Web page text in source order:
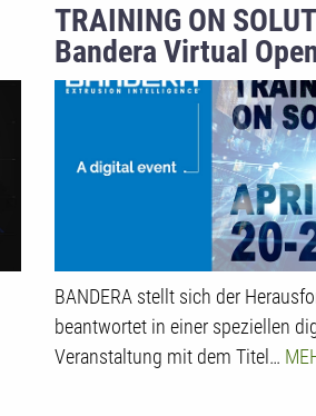
TRAINING ON
Bandera Virtual
BANDERA stellt sich der
beantwortet in einer speziellen
Veranstaltung mit dem Titel…